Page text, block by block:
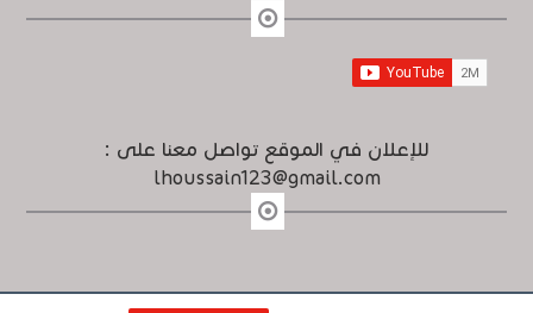
للإعلان في الموقع تواصل معنا على :
lhoussain123@gmail.com